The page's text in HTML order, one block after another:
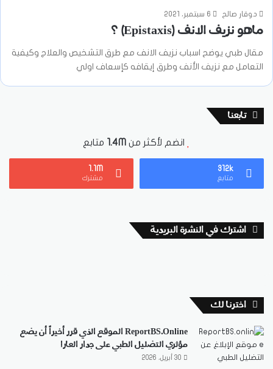
د.وقار صالح 6 سبتمبر، 2021
ماهو نزيف الانف (Epistaxis) ؟
مقال طبي يوضح اسباب نزيف الانف مع طرق التشخيص والعلاج وكيفية
التعامل مع نزيف الأنف وطرق إيقافه كإسعاف اولي
تابعنا
انضم لأكثر من 1.4M متابع
312k
متابع
1.1M
مشترك
اشترك في النشرة البريدية
اخترنا لك
ReportBS.Online الموقع الذي قرر أخيراً أن يضع
مؤثري التضليل الطبي على جدار العار!
30 أبريل، 2026